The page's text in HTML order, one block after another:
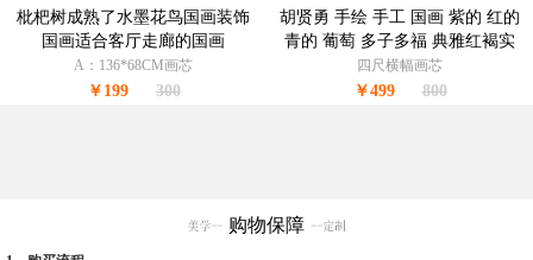
枇杷树成熟了水墨花鸟国画装饰
国画适合客厅走廊的国画
A：136*68CM画芯
￥199 300
胡贤勇 手绘 手工 国画 紫的 红的
青的 葡萄 多子多福 典雅红褐实
木框
四尺横幅画芯
￥499 800
购物保障